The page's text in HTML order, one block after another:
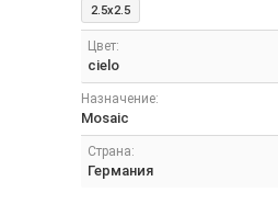
2.5x2.5
Цвет:
cielo
Назначение:
Mosaic
Страна:
Германия